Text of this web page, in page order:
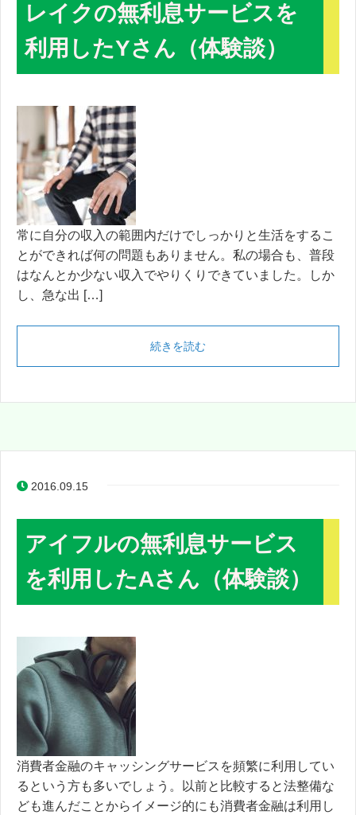
レイクの無利息サービスを
利用したYさん（体験談）
常に自分の収入の範囲内だけでしっかりと生活をするこ
とができれば何の問題もありません。私の場合も、普段
はなんとか少ない収入でやりくりできていました。しか
し、急な出 […]
続きを読む
2016.09.15
アイフルの無利息サービス
を利用したAさん（体験談）
消費者金融のキャッシングサービスを頻繁に利用してい
るという方も多いでしょう。以前と比較すると法整備な
ども進んだことからイメージ的にも消費者金融は利用し